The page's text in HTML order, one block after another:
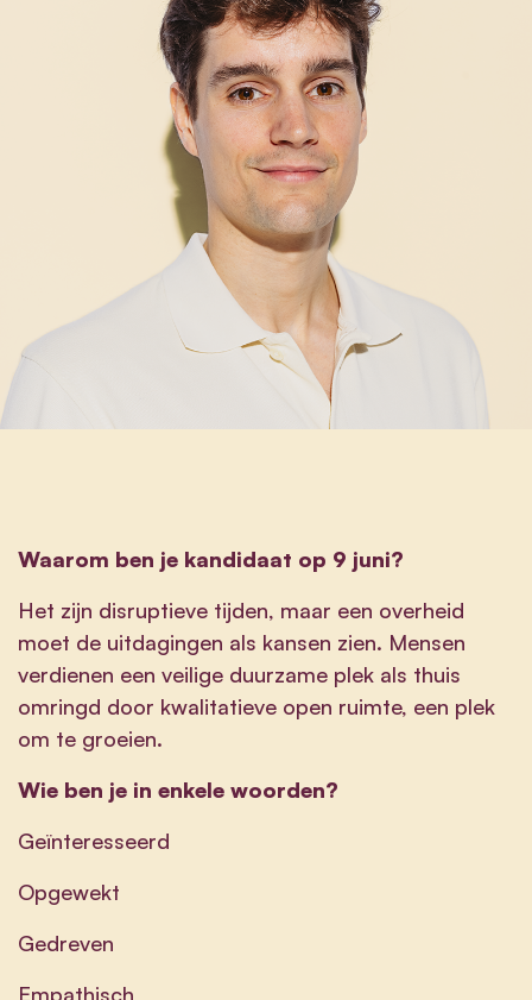
Waarom ben je kandidaat op 9 juni?
Het zijn disruptieve tijden, maar een overheid
moet de uitdagingen als kansen zien. Mensen
verdienen een veilige duurzame plek als thuis
omringd door kwalitatieve open ruimte, een plek
om te groeien.
Wie ben je in enkele woorden?
Geïnteresseerd
Opgewekt
Gedreven
Empathisch